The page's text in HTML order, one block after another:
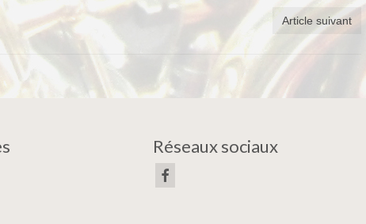
Article suivant
Réseaux sociaux